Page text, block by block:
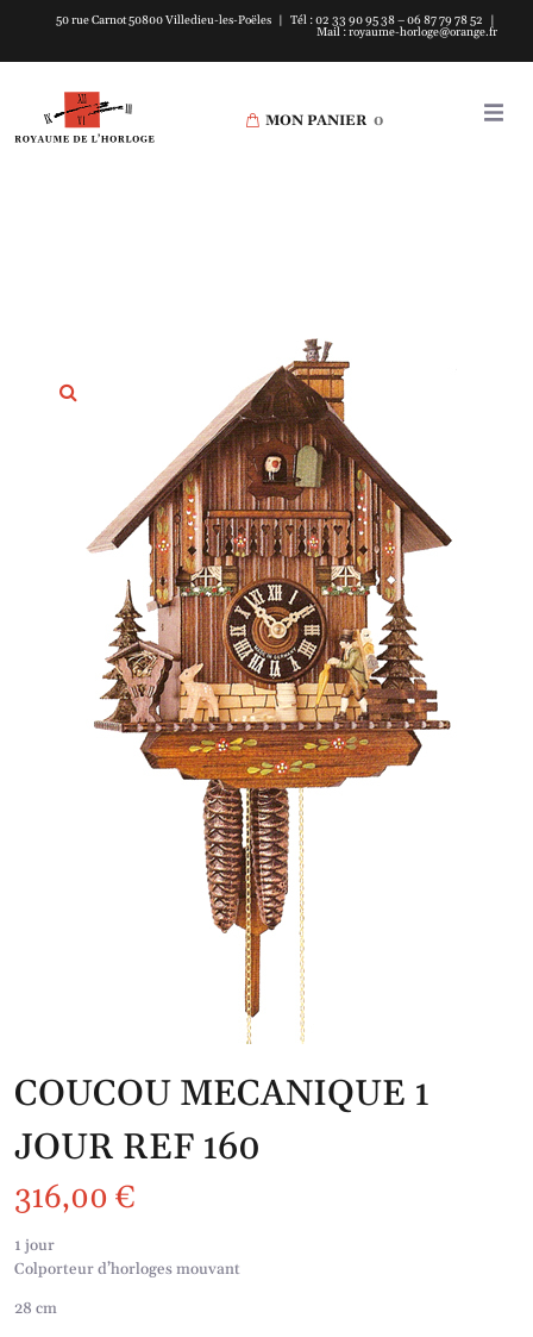
50 rue Carnot 50800 Villedieu-les-Poëles | Tél : 02 33 90 95 38 – 06 87 79 78 52 |
Mail : royaume-horloge@orange.fr
MON PANIER 0
COUCOU MECANIQUE 1
JOUR REF 160
316,00 €
1 jour
Colporteur d’horloges mouvant
28 cm